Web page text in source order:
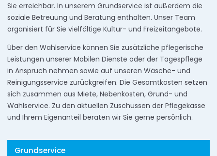
Sie erreichbar. In unserem Grundservice ist außerdem die
soziale Betreuung und Beratung enthalten. Unser Team
organisiert für Sie vielfältige Kultur- und Freizeitangebote.
Über den Wahlservice können Sie zusätzliche pflegerische
Leistungen unserer Mobilen Dienste oder der Tagespflege
in Anspruch nehmen sowie auf unseren Wäsche- und
Reinigungsservice zurückgreifen. Die Gesamtkosten setzen
sich zusammen aus Miete, Nebenkosten, Grund- und
Wahlservice. Zu den aktuellen Zuschüssen der Pflegekasse
und Ihrem Eigenanteil beraten wir Sie gerne persönlich.
Grundservice